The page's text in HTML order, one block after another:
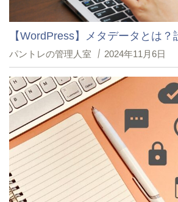
【WordPress】メタデータとは
パントレの管理人室 2024年11月6日